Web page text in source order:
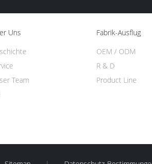
Uns
Team
Fabrik-Ausflug
Product Line
OEM / ODM
R & D